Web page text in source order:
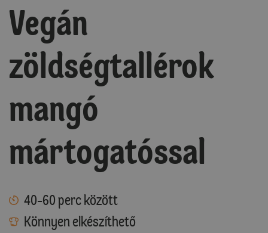
Vegán
zöldségtallérok
mangó
mártogatóssal
40-60 perc között
Könnyen elkészíthető